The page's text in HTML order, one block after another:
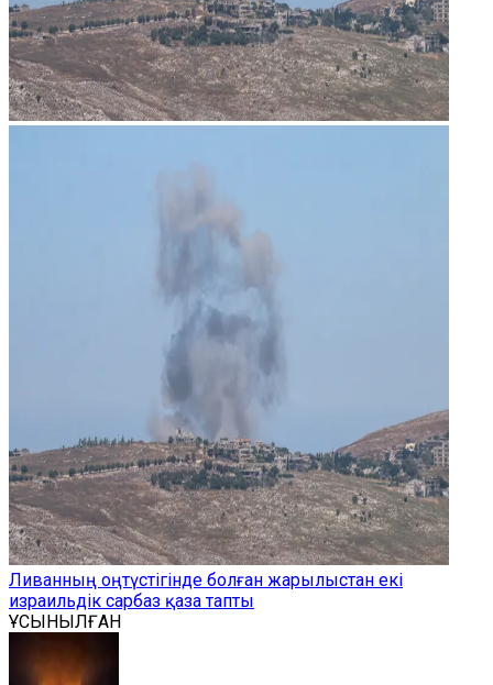
Ливанның оңтүстігінде болған жарылыстан екі
израильдік сарбаз қаза тапты
ҰСЫНЫЛҒАН